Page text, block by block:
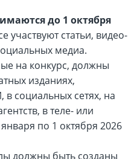
до 1 октября
участвуют статьи, видео-
медиа.
на конкурс, должны
изданиях,
социальных сетях, на
в теле- или
по 1 октября 2026
должны быть созданы